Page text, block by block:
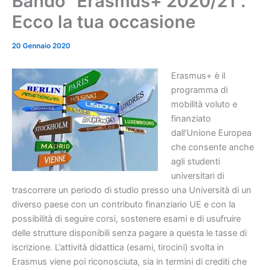
Ecco la tua occasione
20 Gennaio 2020
Erasmus+ è il
programma di
mobilità voluto e
finanziato
dall’Unione Europea
che consente anche
agli studenti
universitari di
trascorrere un periodo di studio presso una Università di un
diverso paese con un contributo finanziario UE e con la
possibilità di seguire corsi, sostenere esami e di usufruire
delle strutture disponibili senza pagare a questa le tasse di
iscrizione. L’attività didattica (esami, tirocini) svolta in
Erasmus viene poi riconosciuta, sia in termini di crediti che